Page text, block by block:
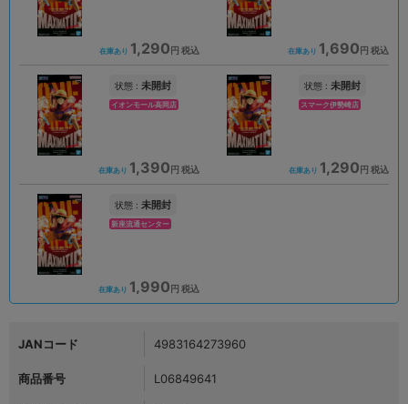
在庫あり 1,290円 税込 在庫あり 1,690円 税込
状態 : 未開封
イオンモール高岡店
在庫あり 1,390円 税込
状態 : 未開封
スマーク伊勢崎店
在庫あり 1,290円 税込
状態 : 未開封
新座流通センター
在庫あり 1,990円 税込
JANコード 4983164273960
商品番号 L06849641